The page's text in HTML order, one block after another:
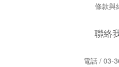
條款與
聯絡
電話 / 03-